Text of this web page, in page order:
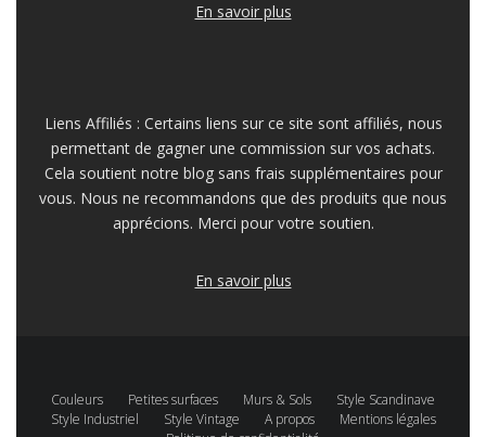
En savoir plus
Liens Affiliés : Certains liens sur ce site sont affiliés, nous
permettant de gagner une commission sur vos achats.
Cela soutient notre blog sans frais supplémentaires pour
vous. Nous ne recommandons que des produits que nous
apprécions. Merci pour votre soutien.
En savoir plus
Couleurs Petites surfaces Murs & Sols
Style Scandinave
Style Industriel
Style Vintage A propos
Mentions légales